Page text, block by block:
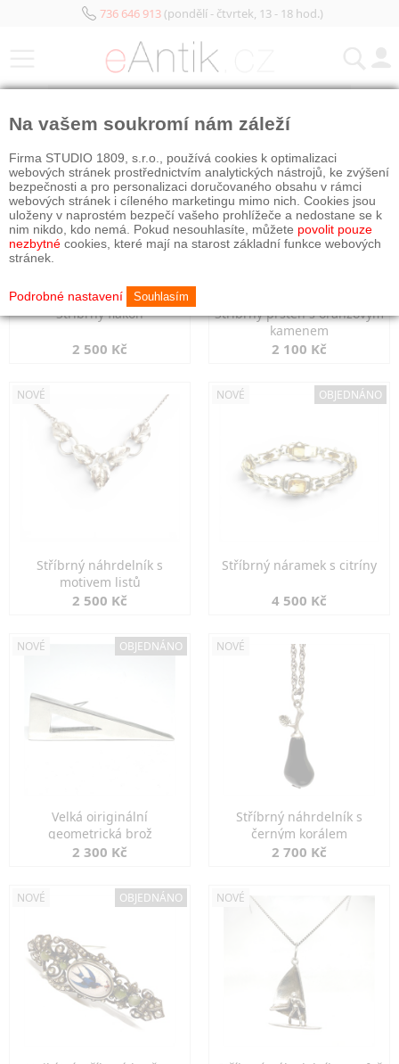
736 646 913(pondělí - čtvrtek, 13 - 18 hod.)
Stříbrný flakon
2 500 Kč
Stříbrný prsten s oranžovým
kamenem
2 100 Kč
NOVÉ
Stříbrný náhrdelník s
motivem listů
2 500 Kč
NOVÉ OBJEDNÁNO
Stříbrný náramek s citríny
4 500 Kč
NOVÉ OBJEDNÁNO
Velká oiriginální
geometrická brož
2 300 Kč
NOVÉ
Stříbrný náhrdelník s
černým korálem
2 700 Kč
NOVÉ OBJEDNÁNO NOVÉ
Na vašem soukromí nám záleží
Firma STUDIO 1809, s.r.o., používá cookies k optimalizaci
webových stránek prostřednictvím analytických nástrojů, ke zvýšení
bezpečnosti a pro personalizaci doručovaného obsahu v rámci
webových stránek i cíleného marketingu mimo nich. Cookies jsou
uloženy v naprostém bezpečí vašeho prohlížeče a nedostane se k
nim nikdo, kdo nemá. Pokud nesouhlasíte, můžete povolit pouze
nezbytné cookies, které mají na starost základní funkce webových
stránek.
Podrobné nastavení Souhlasím